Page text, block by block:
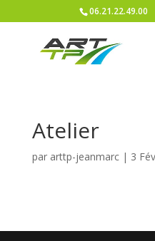
06.21.22.49.00
Atelier
par arttp-jeanmarc| 3